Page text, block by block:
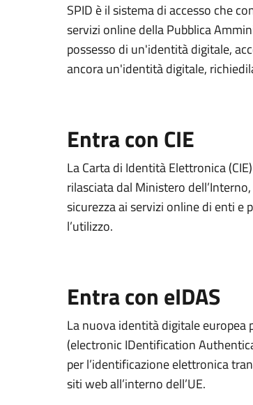
SPID è il sistema di accesso che
servizi online della Pubblica
possesso di un'identità digitale,
ancora un'identità digitale,
Entra con CIE
La Carta di Identità Elettronica
rilasciata dal Ministero
sicurezza ai servizi online di enti
l’utilizzo.
Entra con eIDAS
La nuova identità digitale europea
(electronic IDentification
per l’identificazione elettronica
siti web all’interno dell’UE.